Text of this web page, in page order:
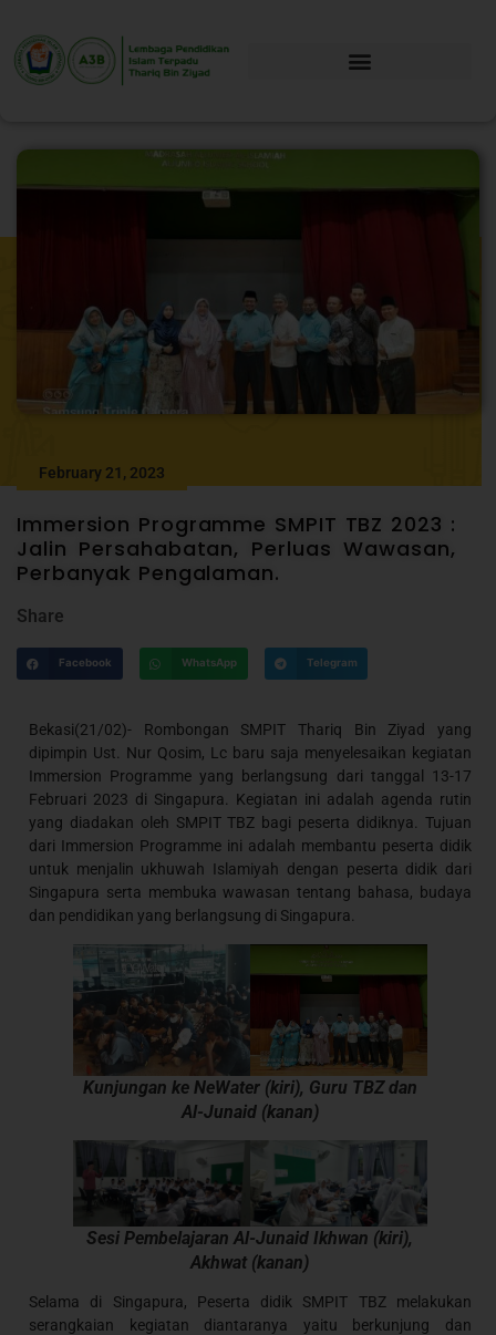
February 21, 2023
Immersion Programme SMPIT TBZ 2023 :
Jalin Persahabatan, Perluas Wawasan,
Perbanyak Pengalaman.
Share
Facebook WhatsApp Telegram
Bekasi(21/02)- Rombongan SMPIT Thariq Bin Ziyad yang
dipimpin Ust. Nur Qosim, Lc baru saja menyelesaikan kegiatan
Immersion Programme yang berlangsung dari tanggal 13-17
Februari 2023 di Singapura. Kegiatan ini adalah agenda rutin
yang diadakan oleh SMPIT TBZ bagi peserta didiknya. Tujuan
dari Immersion Programme ini adalah membantu peserta didik
untuk menjalin ukhuwah Islamiyah dengan peserta didik dari
Singapura serta membuka wawasan tentang bahasa, budaya
dan pendidikan yang berlangsung di Singapura.
Kunjungan ke NeWater (kiri), Guru TBZ dan
Al-Junaid (kanan)
Sesi Pembelajaran Al-Junaid Ikhwan (kiri),
Akhwat (kanan)
Selama di Singapura, Peserta didik SMPIT TBZ melakukan
serangkaian kegiatan diantaranya yaitu berkunjung dan